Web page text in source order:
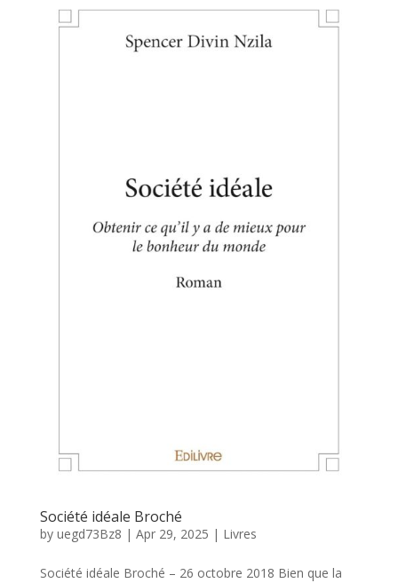
Société idéale Broché
by uegd73Bz8 | Apr 29, 2025 | Livres
Société idéale Broché – 26 octobre 2018 Bien que la